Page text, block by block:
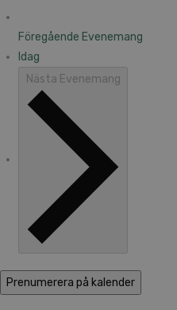
Föregående Evenemang
Idag
Nästa Evenemang
Prenumerera på kalender